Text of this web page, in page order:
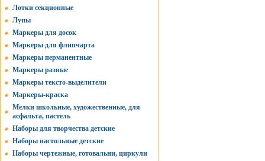
Лотки секционные
Лупы
Маркеры для досок
Маркеры для флипчарта
Маркеры перманентные
Маркеры разные
Маркеры тексто-выделители
Маркеры-краска
Мелки школьные, художественные, для
асфальта, пастель
Наборы для творчества детские
Наборы настольные детские
Наборы чертежные, готовальни, циркули